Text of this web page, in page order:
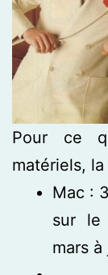
Pour ce
matériels,
Mac :
sur le
mars à